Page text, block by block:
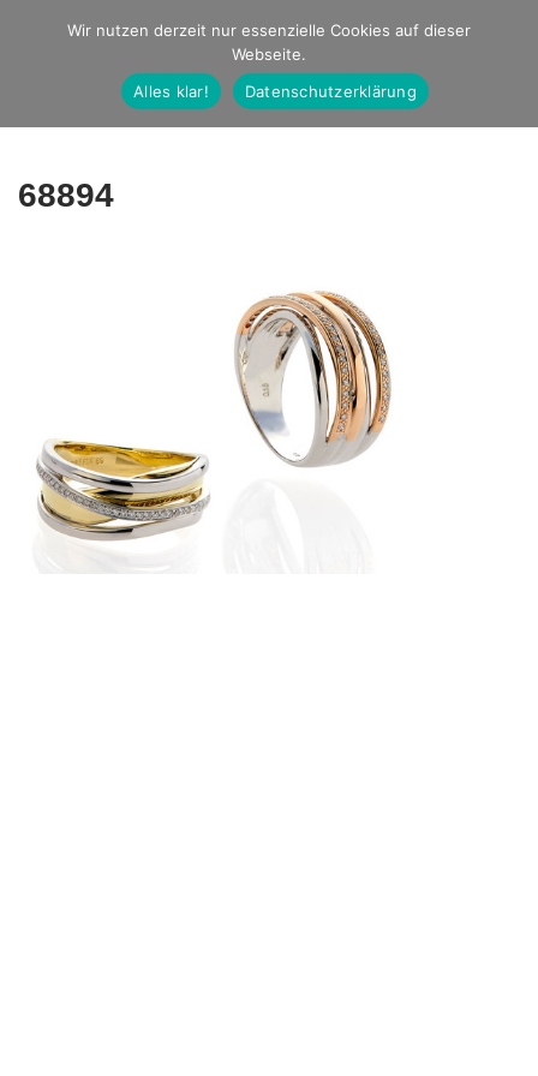
Studio Ernst
Fotografie
68894
Wir nutzen derzeit nur essenzielle Cookies auf dieser
Webseite.
Alles klar!
Datenschutzerklärung